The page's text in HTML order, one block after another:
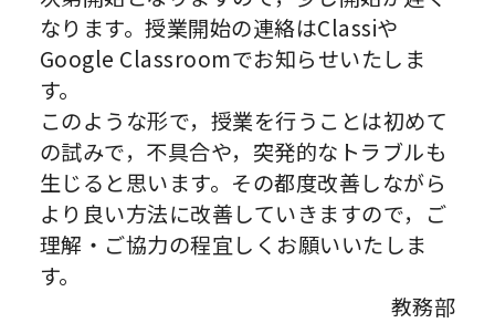
なります。授業開始の連絡はClassiや
Google Classroomでお知らせいたしま
す。
このような形で，授業を行うことは初めて
の試みで，不具合や，突発的なトラブルも
生じると思います。その都度改善しながら
より良い方法に改善していきますので，ご
理解・ご協力の程宜しくお願いいたしま
す。
教務部